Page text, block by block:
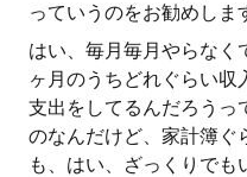
っていうのをお勧めしま
はい、毎月毎月やらなく
ヶ月のうちどれぐらい収
支出をしてるんだろうっ
のなんだけど、家計簿ぐ
も、はい、ざっくりで